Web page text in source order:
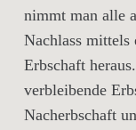
nimmt man alle
Nachlass mittels
Erbschaft
verbleibende
Nacherbschaft